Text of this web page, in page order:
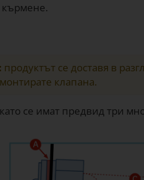
кърмене.
продуктът се доставя в
клапана.
се имат предвид три